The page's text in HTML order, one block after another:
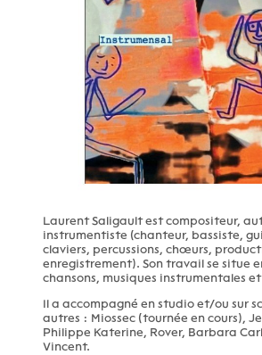
Laurent Saligault est compositeur,
instrumentiste (chanteur, bassiste,
claviers, percussions, chœurs,
enregistrement). Son travail se situe
chansons, musiques instrumentales
Il a accompagné en studio et/ou sur
autres : Miossec (tournée en cours),
Philippe Katerine, Rover, Barbara
Vincent.